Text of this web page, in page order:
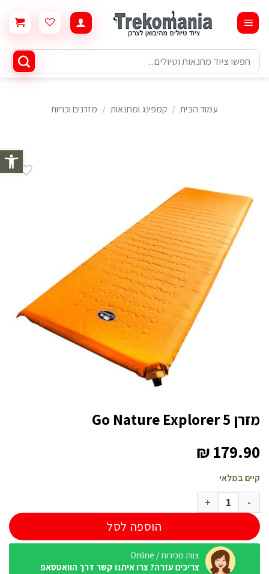
פתח
content
חיפוש
עבור:
עמוד הבית / קמפינג ומחנאות / מזרנים וכריות
מזרן Go Nature Explorer 5
₪179.90
קיים במלאי
כמות של מזרן Go Nature Explorer 5
הוספה לסל
צוות מכירות / Online
צריכים עזרה? צרו איתנו קשר דרך הוואטסאפ